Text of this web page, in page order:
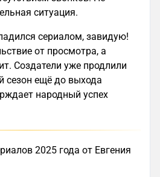
ситуация.
сериалом, завидую!
от просмотра, а
Создатели уже продлили
сезон ещё до выхода
народный успех
2025 года от Евгения